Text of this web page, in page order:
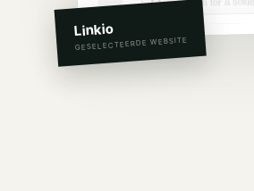
Linkio
GESELECTEERDE WEBSITE